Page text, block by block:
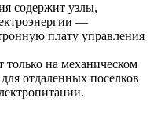
содержит узлы,
—
плату управления
только на механическом
отдаленных поселков